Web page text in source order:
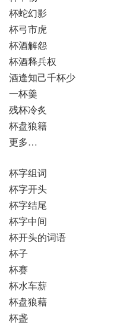
杯蛇幻影
杯弓市虎
杯酒解怨
杯酒释兵权
酒逢知己千杯少
一杯羹
残杯冷炙
杯盘狼籍
更多…
杯字组词
杯字开头
杯字结尾
杯字中间
杯开头的词语
杯子
杯赛
杯水车薪
杯盘狼藉
杯盏